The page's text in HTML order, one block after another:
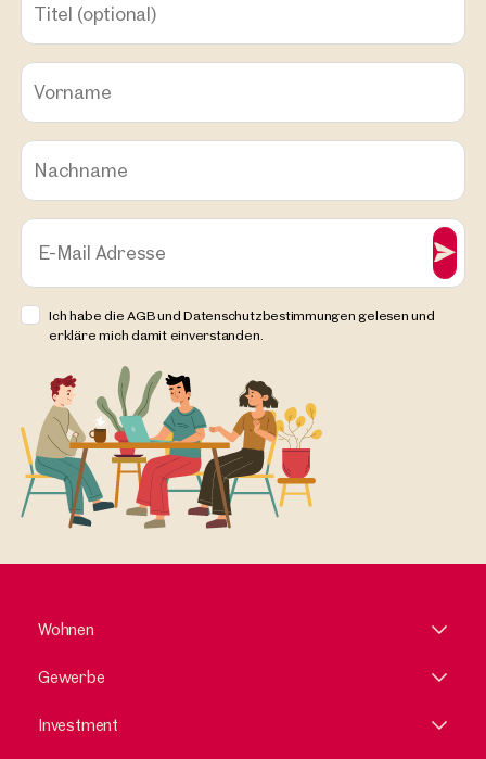
Titel (optional)
Vorname
Nachname
E-Mail Adresse
Ich habe die AGB und Datenschutzbestimmungen gelesen und
erkläre mich damit einverstanden.
Wohnen
Gewerbe
Investment